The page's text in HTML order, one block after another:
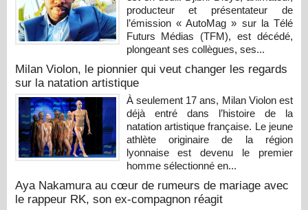
producteur et présentateur de
l’émission « AutoMag » sur la Télé
Futurs Médias (TFM), est décédé,
plongeant ses collègues, ses...
Milan Violon, le pionnier qui veut changer les regards
sur la natation artistique
À seulement 17 ans, Milan Violon est
déjà entré dans l’histoire de la
natation artistique française. Le jeune
athlète originaire de la région
lyonnaise est devenu le premier
homme sélectionné en...
Aya Nakamura au cœur de rumeurs de mariage avec
le rappeur RK, son ex-compagnon réagit